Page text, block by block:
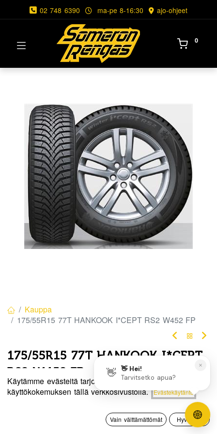
Hinta:
Lisää ostoskoriin
0
Toivelista Tili
02 748 6390 ma-pe 8-16:30 ajo-ohjeet
0
Kauppa
175/55R15 77T HANKOOK I*CEPT RS2 W452 FP
175/55R15 77T HANKOOK I*CEPT
RS2 W452 FP
EAN:8808563405407 Tuotekoodi:273588
Käytämme evästeitä tarjotaksemme sinulle paremman
käyttökokemuksen tällä verkkosivustolla.
Evästekäytäntö
Vain välttämättömät Hyväksyn